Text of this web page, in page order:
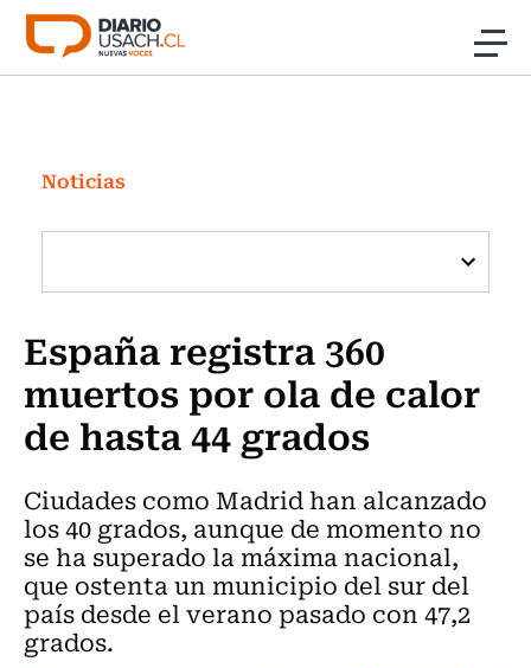
Click acá para ir directamente al contenido
Investigación
Cultura
Programas Radio y TV Usach
Noticias
España registra 360
muertos por ola de calor
de hasta 44 grados
Ciudades como Madrid han alcanzado
los 40 grados, aunque de momento no
se ha superado la máxima nacional,
que ostenta un municipio del sur del
país desde el verano pasado con 47,2
grados.